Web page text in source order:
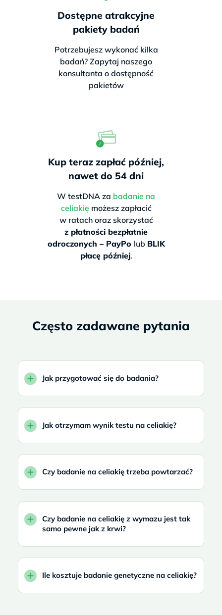
Dostępne atrakcyjne
pakiety badań
Potrzebujesz wykonać kilka
badań? Zapytaj naszego
konsultanta o dostępność
pakietów
Kup teraz zapłać później,
nawet do 54 dni
W testDNA za badanie na
celiakię możesz zapłacić
w ratach oraz skorzystać
z płatności bezpłatnie
odroczonych – PayPo lub BLIK
płacę później.
Często zadawane pytania
Jak przygotować się do badania?
Jak otrzymam wynik testu na celiakię?
Czy badanie na celiakię trzeba powtarzać?
Czy badanie na celiakię z wymazu jest tak
samo pewne jak z krwi?
Ile kosztuje badanie genetyczne na celiakię?